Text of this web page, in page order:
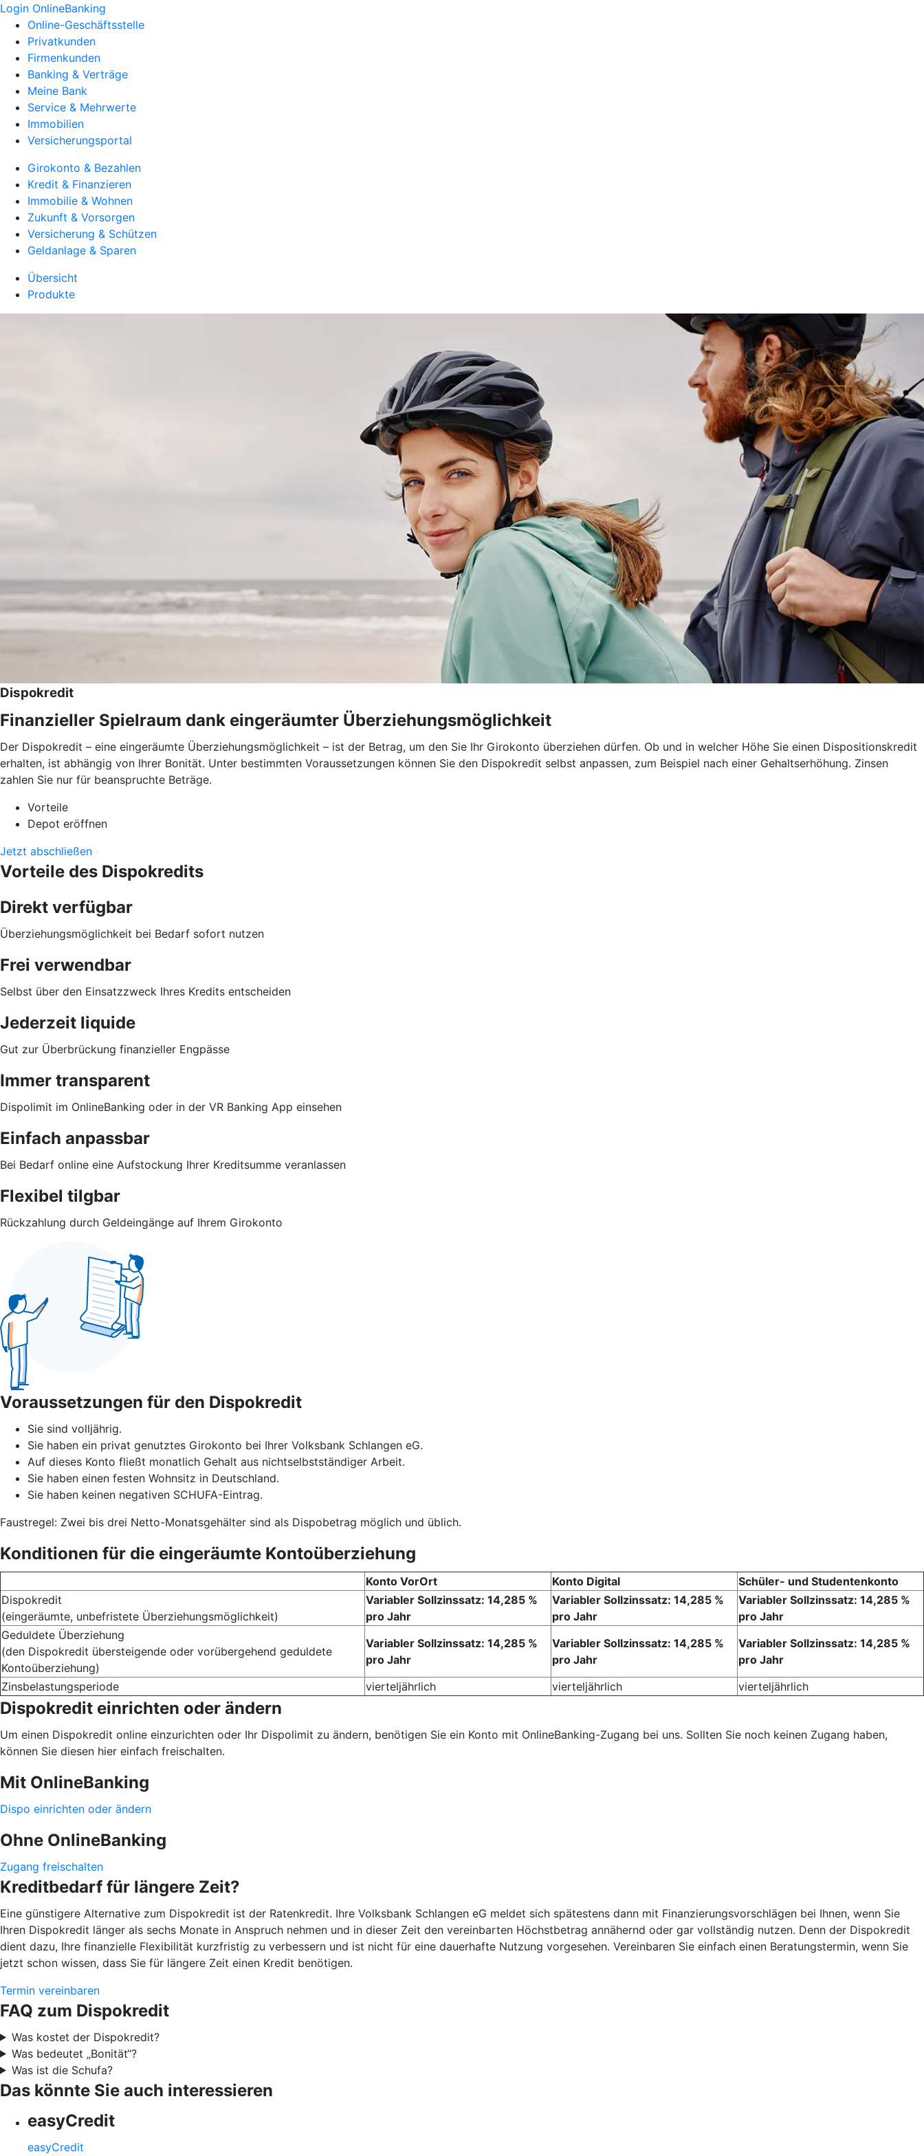
Login OnlineBanking
Online-Geschäftsstelle
Privatkunden
Firmenkunden
Banking & Verträge
Meine Bank
Service & Mehrwerte
Immobilien
Versicherungsportal
Girokonto & Bezahlen
Kredit & Finanzieren
Immobilie & Wohnen
Zukunft & Vorsorgen
Versicherung & Schützen
Geldanlage & Sparen
Übersicht
Produkte
Dispokredit
Finanzieller Spielraum dank eingeräumter Überziehungsmöglichkeit
Der Dispokredit – eine eingeräumte Überziehungsmöglichkeit – ist der Betrag, um den Sie Ihr Girokonto überziehen dürfen. Ob und in welcher Höhe Sie einen Dispositionskredit
erhalten, ist abhängig von Ihrer Bonität. Unter bestimmten Voraussetzungen können Sie den Dispokredit selbst anpassen, zum Beispiel nach einer Gehaltserhöhung. Zinsen
zahlen Sie nur für beanspruchte Beträge.
Vorteile
Depot eröffnen
Jetzt abschließen
Vorteile des Dispokredits
Direkt verfügbar
Überziehungsmöglichkeit bei Bedarf sofort nutzen
Frei verwendbar
Selbst über den Einsatzzweck Ihres Kredits entscheiden
Jederzeit liquide
Gut zur Überbrückung finanzieller Engpässe
Immer transparent
Dispolimit im OnlineBanking oder in der VR Banking App einsehen
Einfach anpassbar
Bei Bedarf online eine Aufstockung Ihrer Kreditsumme veranlassen
Flexibel tilgbar
Rückzahlung durch Geldeingänge auf Ihrem Girokonto
Voraussetzungen für den Dispokredit
Sie sind volljährig.
Sie haben ein privat genutztes Girokonto bei Ihrer Volksbank Schlangen eG.
Auf dieses Konto fließt monatlich Gehalt aus nichtselbstständiger Arbeit.
Sie haben einen festen Wohnsitz in Deutschland.
Sie haben keinen negativen SCHUFA-Eintrag.
Faustregel: Zwei bis drei Netto-Monatsgehälter sind als Dispobetrag möglich und üblich.
Konditionen für die eingeräumte Kontoüberziehung
Konto VorOrt Konto Digital
Schüler- und Studentenkonto
Dispokredit
(eingeräumte, unbefristete Überziehungsmöglichkeit)
Variabler Sollzinssatz: 14,285 %
pro Jahr
Variabler Sollzinssatz: 14,285 %
pro Jahr
Variabler Sollzinssatz: 14,285 %
pro Jahr
Geduldete Überziehung
(den Dispokredit übersteigende oder vorübergehend geduldete
Kontoüberziehung)
Variabler Sollzinssatz: 14,285 %
pro Jahr
Variabler Sollzinssatz: 14,285 %
pro Jahr
Variabler Sollzinssatz: 14,285 %
pro Jahr
Zinsbelastungsperiode
vierteljährlich vierteljährlich vierteljährlich
Dispokredit einrichten oder ändern
Um einen Dispokredit online einzurichten oder Ihr Dispolimit zu ändern, benötigen Sie ein Konto mit OnlineBanking-Zugang bei uns. Sollten Sie noch keinen Zugang haben,
können Sie diesen hier einfach freischalten.
Mit OnlineBanking
Dispo einrichten oder ändern
Ohne OnlineBanking
Zugang freischalten
Kreditbedarf für längere Zeit?
Eine günstigere Alternative zum Dispokredit ist der Ratenkredit. Ihre Volksbank Schlangen eG meldet sich spätestens dann mit Finanzierungsvorschlägen bei Ihnen, wenn Sie
Ihren Dispokredit länger als sechs Monate in Anspruch nehmen und in dieser Zeit den vereinbarten Höchstbetrag annähernd oder gar vollständig nutzen. Denn der Dispokredit
dient dazu, Ihre finanzielle Flexibilität kurzfristig zu verbessern und ist nicht für eine dauerhafte Nutzung vorgesehen. Vereinbaren Sie einfach einen Beratungstermin, wenn Sie
jetzt schon wissen, dass Sie für längere Zeit einen Kredit benötigen.
Termin vereinbaren
FAQ zum Dispokredit
Was kostet der Dispokredit?
Was bedeutet „Bonität“?
Was ist die Schufa?
Das könnte Sie auch interessieren
easyCredit
easyCredit